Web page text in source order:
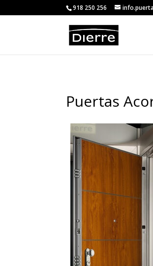
918 250 256
Puertas